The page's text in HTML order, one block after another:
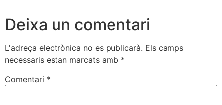
Deixa un comentari
L'adreça electrònica no es publicarà. Els camps
necessaris estan marcats amb *
Comentari *